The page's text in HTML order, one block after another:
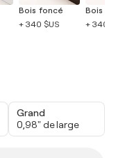
Bois foncé
+ 340 $US
Bois
+ 340
Grand
0,98" de large